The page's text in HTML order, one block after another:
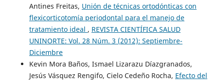
Antines Freitas, Unión de técnicas ortodónticas con
flexicorticotomía periodontal para el manejo de
tratamiento ideal , REVISTA CIENTÍFICA SALUD
UNINORTE: Vol. 28 Núm. 3 (2012): Septiembre-
Diciembre
Kevin Mora Baños, Ismael Lizarazu Díazgranados,
Jesús Vásquez Rengifo, Cielo Cedeño Rocha, Efecto del